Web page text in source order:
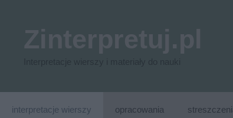
interpretacje wierszy opracowania